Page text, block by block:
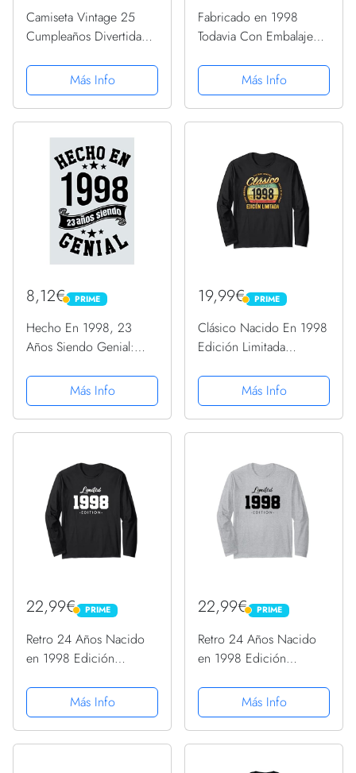
Camiseta Vintage 25
Cumpleaños Divertida
His/Her PopSockets
PopGrip Intercambiable
Más Info
Fabricado en 1998
Todavia Con Embalaje
cumpleaños niña de 23
años escribiendo un
diario | Cuaderno en
/ 8x10 pulgadas
Más Info
8,12€ PRIME
PRIME
Hecho En 1998, 23
Años Siendo Genial:
cumpleaños de 23 años,
Diario forrado divertido,
Cuaderno formato A5
Más Info
19,99€ PRIME
PRIME
Clásico Nacido En 1998
Edición Limitada
Larga
Más Info
22,99€ PRIME
PRIME
Retro 24 Años Nacido
en 1998 Edición
Manga LargaMás Info
22,99€ PRIME
PRIME
Retro 24 Años Nacido
en 1998 Edición
Manga LargaMás Info